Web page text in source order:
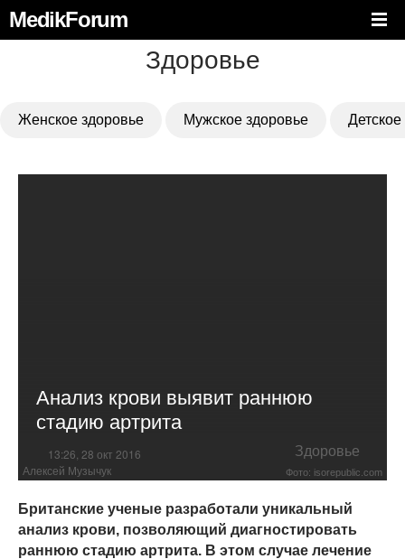
MedikForum
Здоровье
Женское здоровье Мужское здоровье
Анализ крови выявит раннюю
стадию артрита
13:26, 28 окт 2016 Здоровье
Алексей Музычук Фото: isorepublic.com
Британские ученые разработали уникальный
анализ крови, позволяющий диагностировать
раннюю стадию артрита. В этом случае лечение